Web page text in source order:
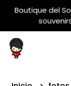
Boutique del